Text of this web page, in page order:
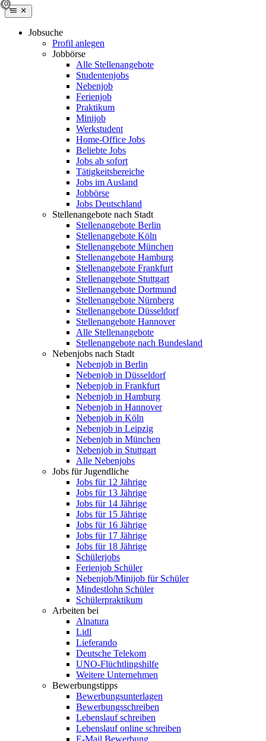
Jobsuche
Profil anlegen
Jobbörse
Alle Stellenangebote
Studentenjobs
Nebenjob
Ferienjob
Praktikum
Minijob
Werkstudent
Home-Office Jobs
Beliebte Jobs
Jobs ab sofort
Tätigkeitsbereiche
Jobs im Ausland
Jobbörse
Jobs Deutschland
Stellenangebote nach Stadt
Stellenangebote Berlin
Stellenangebote Köln
Stellenangebote München
Stellenangebote Hamburg
Stellenangebote Frankfurt
Stellenangebote Stuttgart
Stellenangebote Dortmund
Stellenangebote Nürnberg
Stellenangebote Düsseldorf
Stellenangebote Hannover
Alle Stellenangebote
Stellenangebote nach Bundesland
Nebenjobs nach Stadt
Nebenjob in Berlin
Nebenjob in Düsseldorf
Nebenjob in Frankfurt
Nebenjob in Hamburg
Nebenjob in Hannover
Nebenjob in Köln
Nebenjob in Leipzig
Nebenjob in München
Nebenjob in Stuttgart
Alle Nebenjobs
Jobs für Jugendliche
Jobs für 12 Jährige
Jobs für 13 Jährige
Jobs für 14 Jährige
Jobs für 15 Jährige
Jobs für 16 Jährige
Jobs für 17 Jährige
Jobs für 18 Jährige
Schülerjobs
Ferienjob Schüler
Nebenjob/Minijob für Schüler
Mindestlohn Schüler
Schülerpraktikum
Arbeiten bei
Alnatura
Lidl
Lieferando
Deutsche Telekom
UNO-Flüchtlingshilfe
Weitere Unternehmen
Bewerbungstipps
Bewerbungsunterlagen
Bewerbungsschreiben
Lebenslauf schreiben
Lebenslauf online schreiben
E-Mail Bewerbung